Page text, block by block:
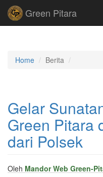
Green Pitara
Home Berita
Gelar
Green Pitara
dari Polsek
Oleh Mandor Web Green-